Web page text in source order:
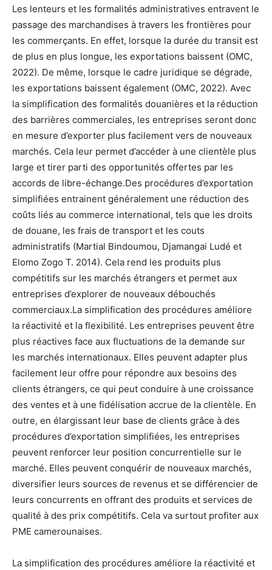
Les lenteurs et les formalités administratives entravent le
passage des marchandises à travers les frontières pour
les commerçants. En effet, lorsque la durée du transit est
de plus en plus longue, les exportations baissent (OMC,
2022). De même, lorsque le cadre juridique se dégrade,
les exportations baissent également (OMC, 2022). Avec
la simplification des formalités douanières et la réduction
des barrières commerciales, les entreprises seront donc
en mesure d’exporter plus facilement vers de nouveaux
marchés. Cela leur permet d’accéder à une clientèle plus
large et tirer parti des opportunités offertes par les
accords de libre-échange.Des procédures d’exportation
simplifiées entrainent généralement une réduction des
coûts liés au commerce international, tels que les droits
de douane, les frais de transport et les couts
administratifs (Martial Bindoumou, Djamangai Ludé et
Elomo Zogo T. 2014). Cela rend les produits plus
compétitifs sur les marchés étrangers et permet aux
entreprises d’explorer de nouveaux débouchés
commerciaux.La simplification des procédures améliore
la réactivité et la flexibilité. Les entreprises peuvent être
plus réactives face aux fluctuations de la demande sur
les marchés internationaux. Elles peuvent adapter plus
facilement leur offre pour répondre aux besoins des
clients étrangers, ce qui peut conduire à une croissance
des ventes et à une fidélisation accrue de la clientèle. En
outre, en élargissant leur base de clients grâce à des
procédures d’exportation simplifiées, les entreprises
peuvent renforcer leur position concurrentielle sur le
marché. Elles peuvent conquérir de nouveaux marchés,
diversifier leurs sources de revenus et se différencier de
leurs concurrents en offrant des produits et services de
qualité à des prix compétitifs. Cela va surtout profiter aux
PME camerounaises.
La simplification des procédures améliore la réactivité et